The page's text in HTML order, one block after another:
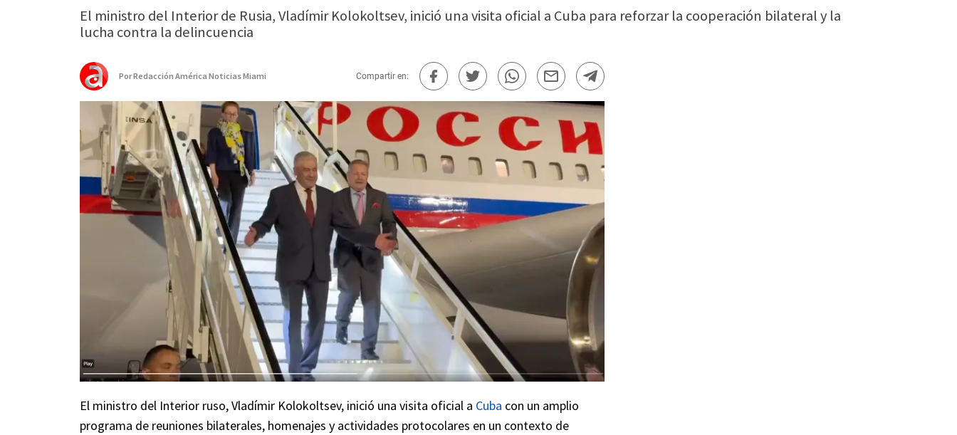
El ministro del Interior de Rusia, Vladímir Kolokoltsev, inició una visita oficial a Cuba para reforzar la cooperación bilateral y la
lucha contra la delincuencia
PorRedacción América Noticias Miami Compartir en:
El ministro del Interior ruso, Vladímir Kolokoltsev, inició una visita oficial a Cuba con un amplio
programa de reuniones bilaterales, homenajes y actividades protocolares en un contexto de